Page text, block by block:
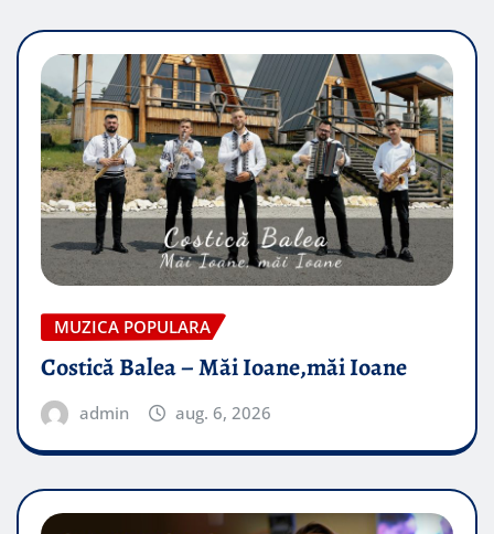
MUZICA POPULARA
Costică Balea – Măi Ioane,măi Ioane
admin aug. 6, 2026